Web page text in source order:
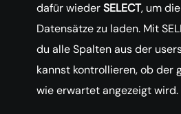
dafür wiederSELECT, um
Datensätze zu laden. Mit
du alle Spalten aus der
kannst kontrollieren, ob der
wie erwartet angezeigt wird.